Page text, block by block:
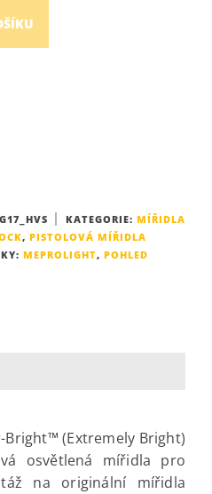
KATEGORIE: MÍŘIDLA
, PISTOLOVÁ MÍŘIDLA
MEPROLIGHT, POHLED
Bright™ (Extremely Bright)
osvětlená mířidla pro
na originální mířidla